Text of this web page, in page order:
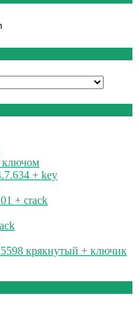
ключом
+ key
+ crack
крякнутый + ключик